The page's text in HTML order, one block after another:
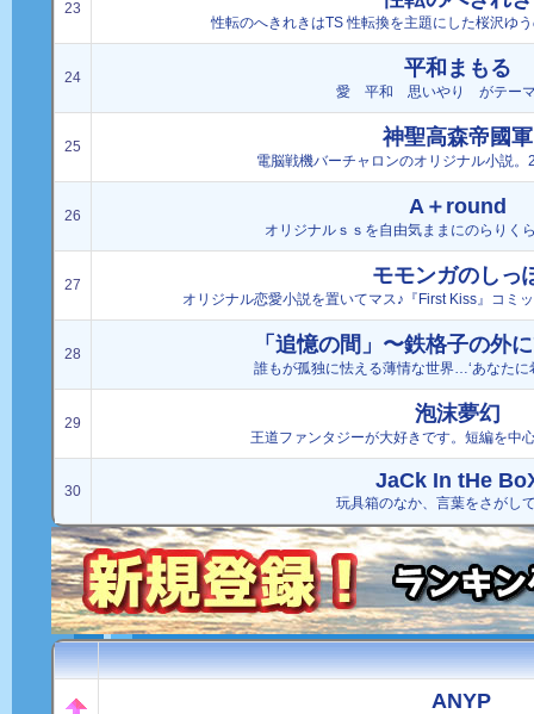
23
性転のへきれきはTS 性転換を主題にした桜沢ゆ
24 平和まもる
愛 平和 思いやり がテーマ
25 神聖高森帝國軍
電脳戦機バーチャロンのオリジナル小説
26 A＋round
オリジナルｓｓを自由気ままにのらりく
27 モモンガのしっ
オリジナル恋愛小説を置いてマス♪『First Kiss』コ
28 「追憶の間」〜鉄格子の外
誰もが孤独に怯える薄情な世界…‘あなたに
29 泡沫夢幻
王道ファンタジーが大好きです。短編を中
30 JaCk In tHe
玩具箱のなか、言葉をさがし
ANYP